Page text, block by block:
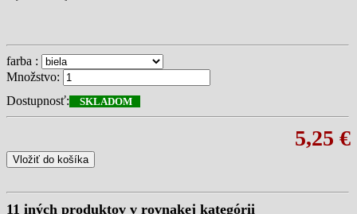
farba :
Množstvo:
Dostupnosť:
SKLADOM
5,25 €
Vložiť do košíka
11 iných produktov v rovnakej kategórii